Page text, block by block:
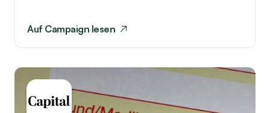
Auf Campaign lesen